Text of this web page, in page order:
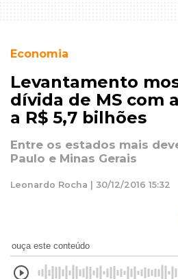
Economia
Levantamento
dívida de MS com
a R$ 5,7 bilhões
Entre os estados mais
Paulo e Minas Gerais
Leonardo Rocha | 30/12/2016 15:32
ouça este conteúdo